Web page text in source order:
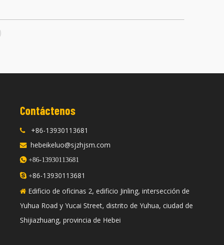
Contáctenos
 +86-13930113681
 hebeikeluo@sjzhjsm.com
+86-13930113681
 +86-13930113681
Edificio de oficinas 2, edificio Jinling, intersección de
Yuhua Road y Yucai Street, distrito de Yuhua, ciudad de
Shijiazhuang, provincia de Hebei